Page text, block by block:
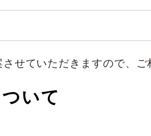
せていただきますので、ご
いて